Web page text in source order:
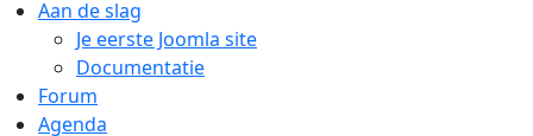
Aan de slag
Je eerste Joomla site
Documentatie
Forum
Agenda